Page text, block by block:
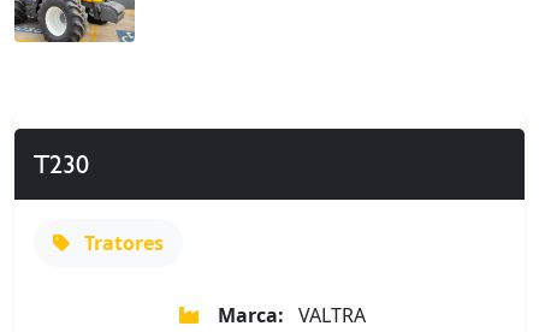
T230
Tratores
Marca: VALTRA